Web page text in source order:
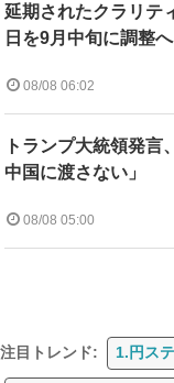
延期されたクラリテ
日を9月中旬に調整へ
08/08 06:02
トランプ大統領発言
中国に渡さない」
08/08 05:00
注目トレンド: 1.円ス